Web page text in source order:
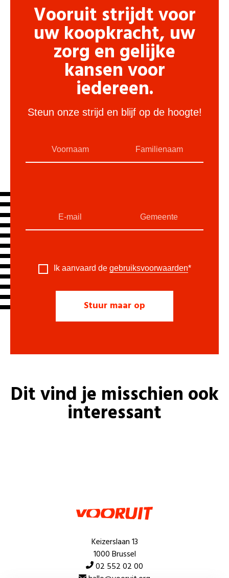
Vooruit strijdt voor
uw koopkracht, uw
zorg en gelijke
kansen voor
iedereen.
Steun onze strijd en blijf op de hoogte!
Ik aanvaard de gebruiksvoorwaarden*
Dit vind je misschien ook
interessant
Keizerslaan 13
1000 Brussel
02 552 02 00